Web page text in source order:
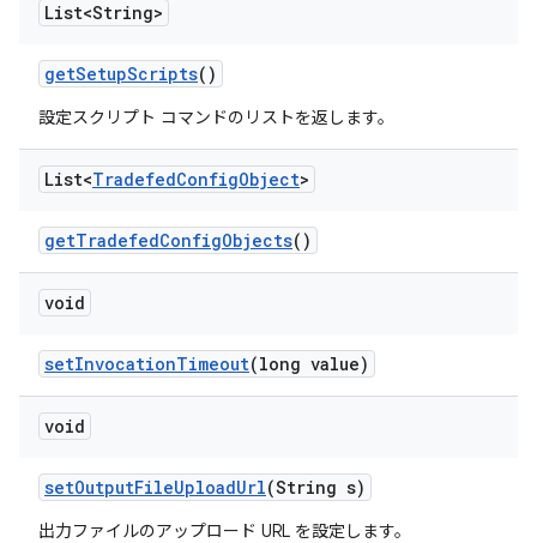
List<String>
getSetupScripts()
設定スクリプト コマンドのリストを返します。
List<TradefedConfigObject>
getTradefedConfigObjects()
void
setInvocationTimeout(long value)
void
setOutputFileUploadUrl(String s)
出力ファイルのアップロード URL を設定します。